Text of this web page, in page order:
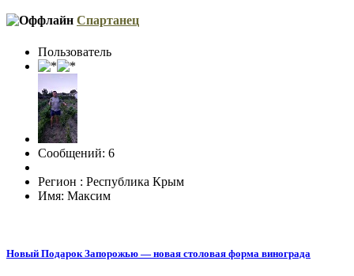
Спартанец
Пользователь
Сообщений: 6
Регион : Республика Крым
Имя: Максим
Новый Подарок Запорожью — новая столовая форма винограда